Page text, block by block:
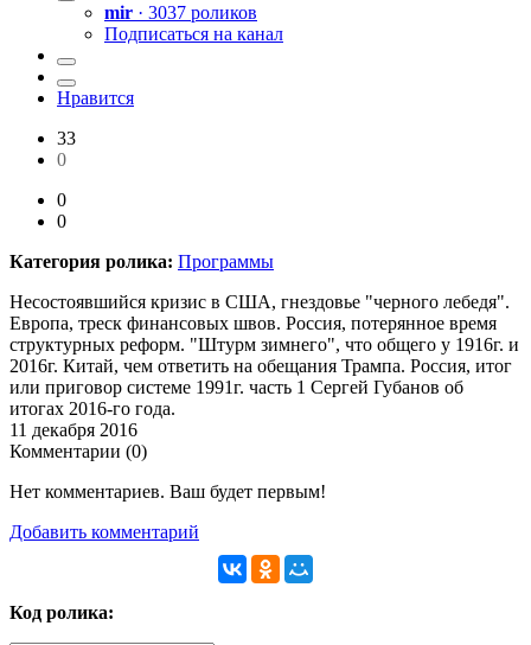
mir · 3037 роликов
Подписаться на канал
Нравится
33
0
0
0
Категория ролика: Программы
Несостоявшийся кризис в США, гнездовье "черного лебедя".
Европа, треск финансовых швов. Россия, потерянное время
структурных реформ. "Штурм зимнего", что общего у 1916г. и
2016г. Китай, чем ответить на обещания Трампа. Россия, итог
или приговор системе 1991г. часть 1 Сергей Губанов об
итогах 2016-го года.
11 декабря 2016
Комментарии (0)
Нет комментариев. Ваш будет первым!
Добавить комментарий
Код ролика: